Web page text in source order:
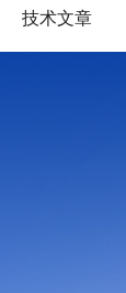
技术文章